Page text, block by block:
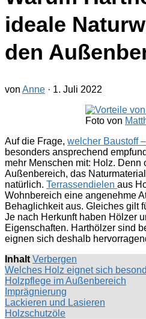
ideale
den
von Anne · 1. Juli 2022
Foto von
Auf die Frage, welcher Baustoff
besonders ansprechend
mehr Menschen mit: Holz. Denn
Außenbereich, das
natürlich. Terrassendielen aus
Wohnbereich eine angenehme
Behaglichkeit aus. Gleiches gilt
Je nach Herkunft haben Hölzer
Eigenschaften. Harthölzer sind
eignen sich deshalb
Inhalt Verbergen
Welches Holz eignet sich
Holzpflege im Außenbereich
Imprägnierung
Lackieren und Lasieren
Holzschutzöle